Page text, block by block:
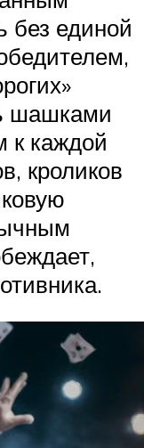
без единой
шашками
к каждой
кроликов